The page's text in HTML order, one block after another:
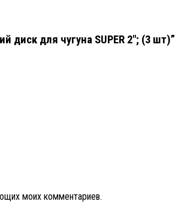
для чугуна SUPER 2″; (3 шт)”
моих комментариев.